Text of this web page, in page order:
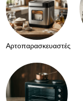
Αρτοπαρασκευαστές